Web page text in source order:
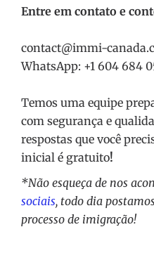
Entre em contato e
contact@immi-
WhatsApp: +1 604 684
Temos uma equipe
com segurança e
respostas que você
inicial é gratuito!
*Não esqueça de nos
sociais, todo dia
processo de imigração!